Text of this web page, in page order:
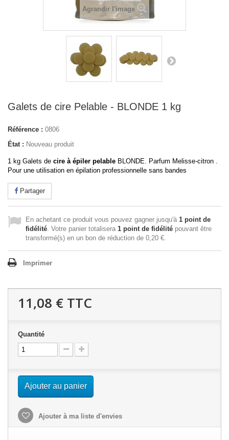
Agrandir l'image
Galets de cire Pelable - BLONDE 1 kg
Référence : 0806
État : Nouveau produit
1 kg Galets de cire à épiler pelable BLONDE. Parfum Melisse-citron .
Pour une utilisation en épilation professionnelle sans bandes
Partager
En achetant ce produit vous pouvez gagner jusqu'à 1 point de
fidélité. Votre panier totalisera 1 point de fidélité pouvant être
transformé(s) en un bon de réduction de 0,20 €.
Imprimer
11,08 € TTC
Quantité
Ajouter au panier
Ajouter à ma liste d'envies